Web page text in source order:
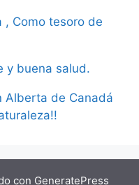
, Como tesoro de
y buena salud.
Alberta de Canadá
con GeneratePress